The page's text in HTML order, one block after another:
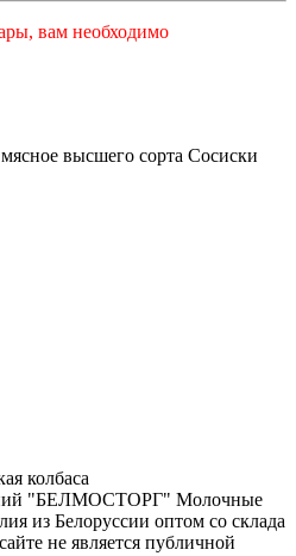
вам необходимо
высшего сорта Сосиски
колбаса
"БЕЛМОСТОРГ" Молочные
из Белоруссии оптом со склада
не является публичной